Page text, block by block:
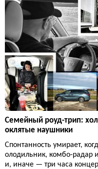
Семейный роуд-трип:
оклятые наушники
Спонтанность умирает,
олодильник, комбо-радар
и, иначе — три часа